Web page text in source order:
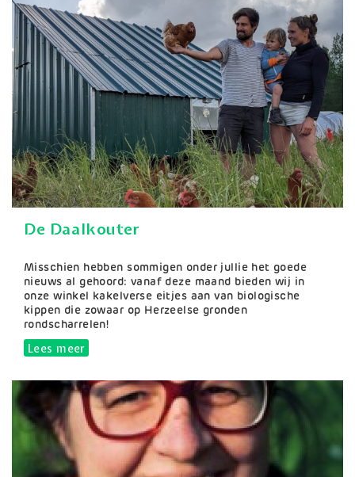
De Daalkouter
Samenvatting
Misschien hebben sommigen onder jullie het goede
nieuws al gehoord: vanaf deze maand bieden wij in
onze winkel kakelverse eitjes aan van biologische
kippen die zowaar op Herzeelse gronden
rondscharrelen!
Lees meerover De Daalkouter